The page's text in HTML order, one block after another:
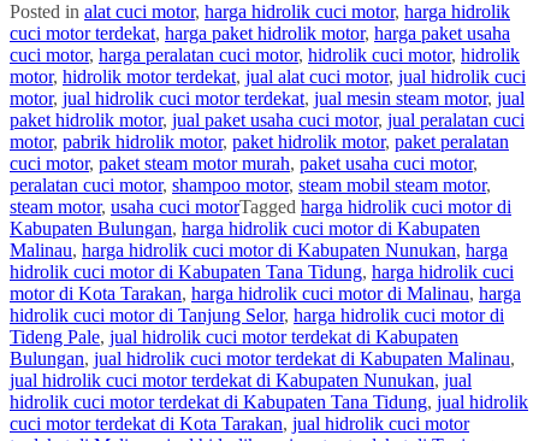
Posted in alat cuci motor, harga hidrolik cuci motor, harga hidrolik
cuci motor terdekat, harga paket hidrolik motor, harga paket usaha
cuci motor, harga peralatan cuci motor, hidrolik cuci motor, hidrolik
motor, hidrolik motor terdekat, jual alat cuci motor, jual hidrolik cuci
motor, jual hidrolik cuci motor terdekat, jual mesin steam motor, jual
paket hidrolik motor, jual paket usaha cuci motor, jual peralatan cuci
motor, pabrik hidrolik motor, paket hidrolik motor, paket peralatan
cuci motor, paket steam motor murah, paket usaha cuci motor,
peralatan cuci motor, shampoo motor, steam mobil steam motor,
steam motor, usaha cuci motorTagged harga hidrolik cuci motor di
Kabupaten Bulungan, harga hidrolik cuci motor di Kabupaten
Malinau, harga hidrolik cuci motor di Kabupaten Nunukan, harga
hidrolik cuci motor di Kabupaten Tana Tidung, harga hidrolik cuci
motor di Kota Tarakan, harga hidrolik cuci motor di Malinau, harga
hidrolik cuci motor di Tanjung Selor, harga hidrolik cuci motor di
Tideng Pale, jual hidrolik cuci motor terdekat di Kabupaten
Bulungan, jual hidrolik cuci motor terdekat di Kabupaten Malinau,
jual hidrolik cuci motor terdekat di Kabupaten Nunukan, jual
hidrolik cuci motor terdekat di Kabupaten Tana Tidung, jual hidrolik
cuci motor terdekat di Kota Tarakan, jual hidrolik cuci motor